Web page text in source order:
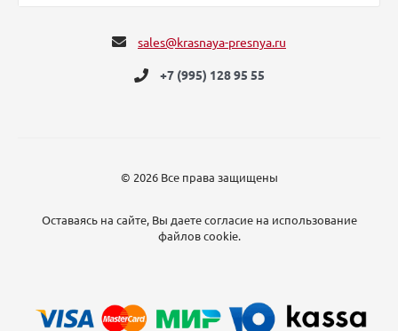
sales@krasnaya-presnya.ru
+7 (995) 128 95 55
© 2026 Все права защищены
Оставаясь на сайте, Вы даете согласие на использование
файлов cookie.